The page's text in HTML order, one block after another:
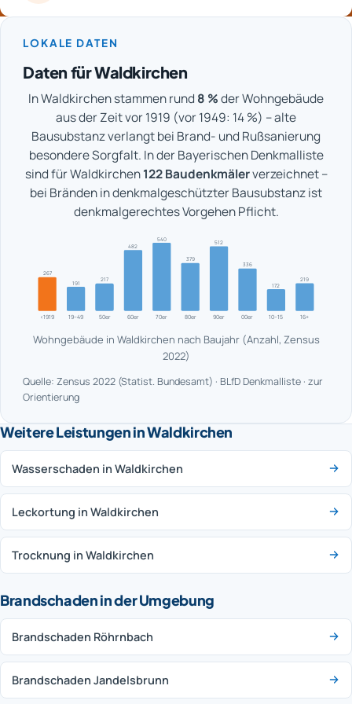
LOKALE DATEN
Daten für Waldkirchen
In Waldkirchen stammen rund 8 %der Wohngebäude
aus der Zeit vor 1919 (vor 1949: 14 %) – alte
Bausubstanz verlangt bei Brand- und Rußsanierung
besondere Sorgfalt. In der Bayerischen Denkmalliste
sind für Waldkirchen122 Baudenkmälerverzeichnet –
bei Bränden in denkmalgeschützter Bausubstanz ist
denkmalgerechtes Vorgehen Pflicht.
<1919
267
19–49
191
50er
217
60er
482
70er
540
80er
379
90er
512
00er
336
10–15
172
16+
219
Wohngebäude in Waldkirchen nach Baujahr (Anzahl, Zensus
2022)
Quelle: Zensus 2022 (Statist. Bundesamt) · BLfD Denkmalliste · zur
Orientierung
Weitere Leistungen in Waldkirchen
Wasserschaden in Waldkirchen
Leckortung in Waldkirchen
Trocknung in Waldkirchen
Brandschaden in der Umgebung
Brandschaden Röhrnbach
Brandschaden Jandelsbrunn